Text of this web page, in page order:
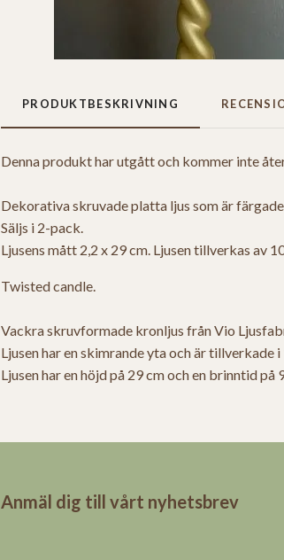
PRODUKTBESKRIVNING
Denna produkt har utgått och kommer inte
Dekorativa skruvade platta ljus som är färgade
Säljs i 2-pack.
Ljusens mått 2,2 x 29 cm. Ljusen tillverkas av
Twisted candle.
Vackra skruvformade kronljus från Vio
Ljusen har en skimrande yta och är
Ljusen har en höjd på 29 cm och en brinntid på
Anmäl dig till vårt nyhetsbrev